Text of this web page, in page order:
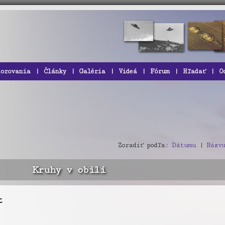
| Články | Galéria | Videá | Fórum | Hľadať |
Zoradiť podľa: Dátumu |
Kruhy v obilí